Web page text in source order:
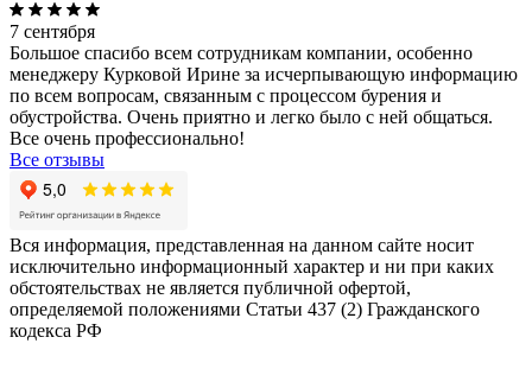
7 сентября
Большое спасибо всем сотрудникам компании, особенно
менеджеру Курковой Ирине за исчерпывающую информацию
по всем вопросам, связанным с процессом бурения и
обустройства. Очень приятно и легко было с ней общаться.
Все очень профессионально!
Все отзывы
Вся информация, представленная на данном сайте носит
исключительно информационный характер и ни при каких
обстоятельствах не является публичной офертой,
определяемой положениями Статьи 437 (2) Гражданского
кодекса РФ